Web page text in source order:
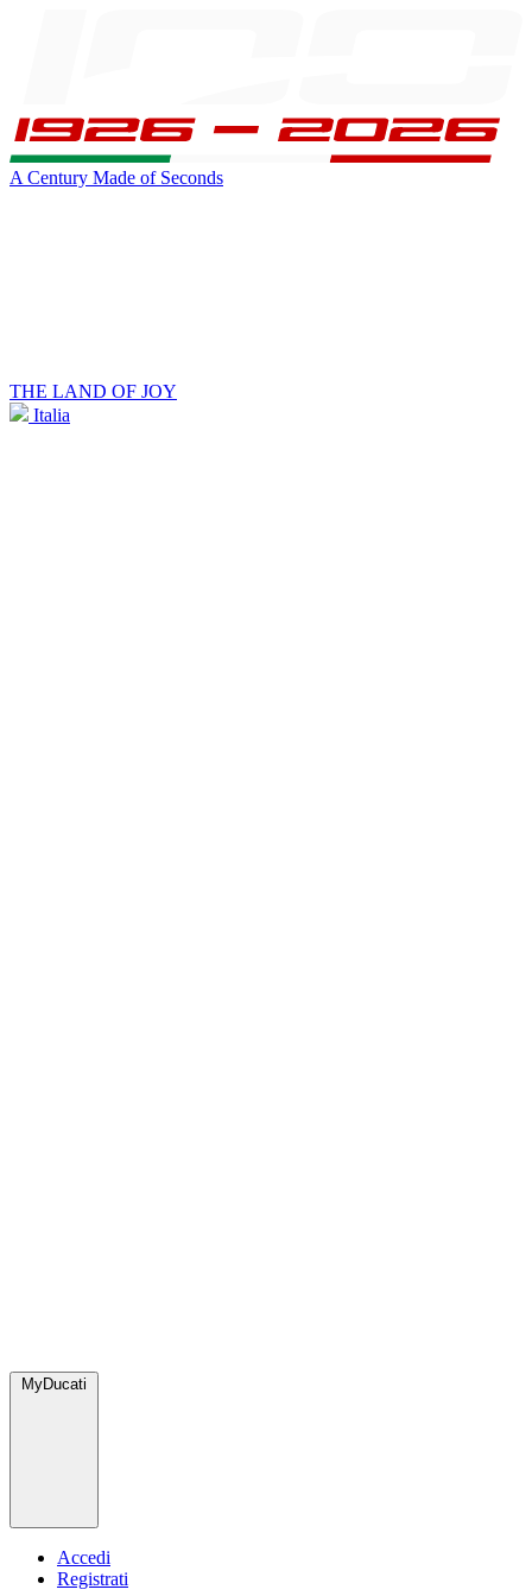
A Century Made of Seconds
THE LAND OF JOY
Italia
MyDucati
Accedi
Registrati